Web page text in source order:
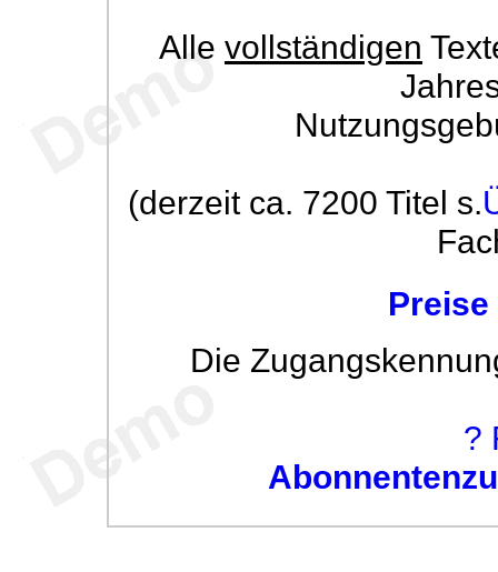
Alle vollständigen
(derzeit ca. 7200 Titel s.
Die
?